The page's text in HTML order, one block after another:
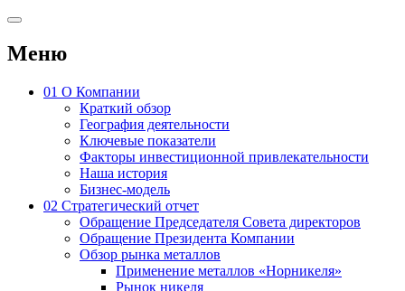
Меню
01 О Компании
Краткий обзор
География деятельности
Ключевые показатели
Факторы инвестиционной привлекательности
Наша история
Бизнес-модель
02 Стратегический отчет
Обращение Председателя Совета директоров
Обращение Президента Компании
Обзор рынка металлов
Применение металлов «Норникеля»
Рынок никеля